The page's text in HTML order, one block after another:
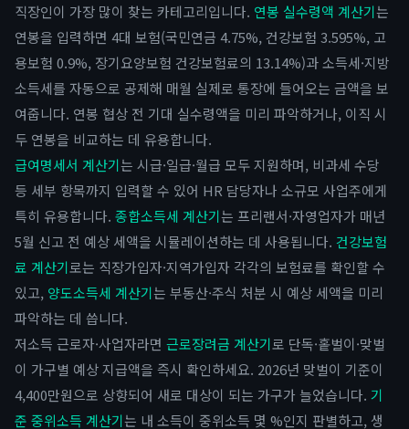
직장인이 가장 많이 찾는 카테고리입니다. 연봉 실수령액 계산기는
연봉을 입력하면 4대 보험(국민연금 4.75%, 건강보험 3.595%, 고
용보험 0.9%, 장기요양보험 건강보험료의 13.14%)과 소득세·지방
소득세를 자동으로 공제해 매월 실제로 통장에 들어오는 금액을 보
여줍니다. 연봉 협상 전 기대 실수령액을 미리 파악하거나, 이직 시
두 연봉을 비교하는 데 유용합니다.
급여명세서 계산기는 시급·일급·월급 모두 지원하며, 비과세 수당
등 세부 항목까지 입력할 수 있어 HR 담당자나 소규모 사업주에게
특히 유용합니다. 종합소득세 계산기는 프리랜서·자영업자가 매년
5월 신고 전 예상 세액을 시뮬레이션하는 데 사용됩니다. 건강보험
료 계산기로는 직장가입자·지역가입자 각각의 보험료를 확인할 수
있고, 양도소득세 계산기는 부동산·주식 처분 시 예상 세액을 미리
파악하는 데 씁니다.
저소득 근로자·사업자라면 근로장려금 계산기로 단독·홑벌이·맞벌
이 가구별 예상 지급액을 즉시 확인하세요. 2026년 맞벌이 기준이
4,400만원으로 상향되어 새로 대상이 되는 가구가 늘었습니다. 기
준 중위소득 계산기는 내 소득이 중위소득 몇 %인지 판별하고, 생